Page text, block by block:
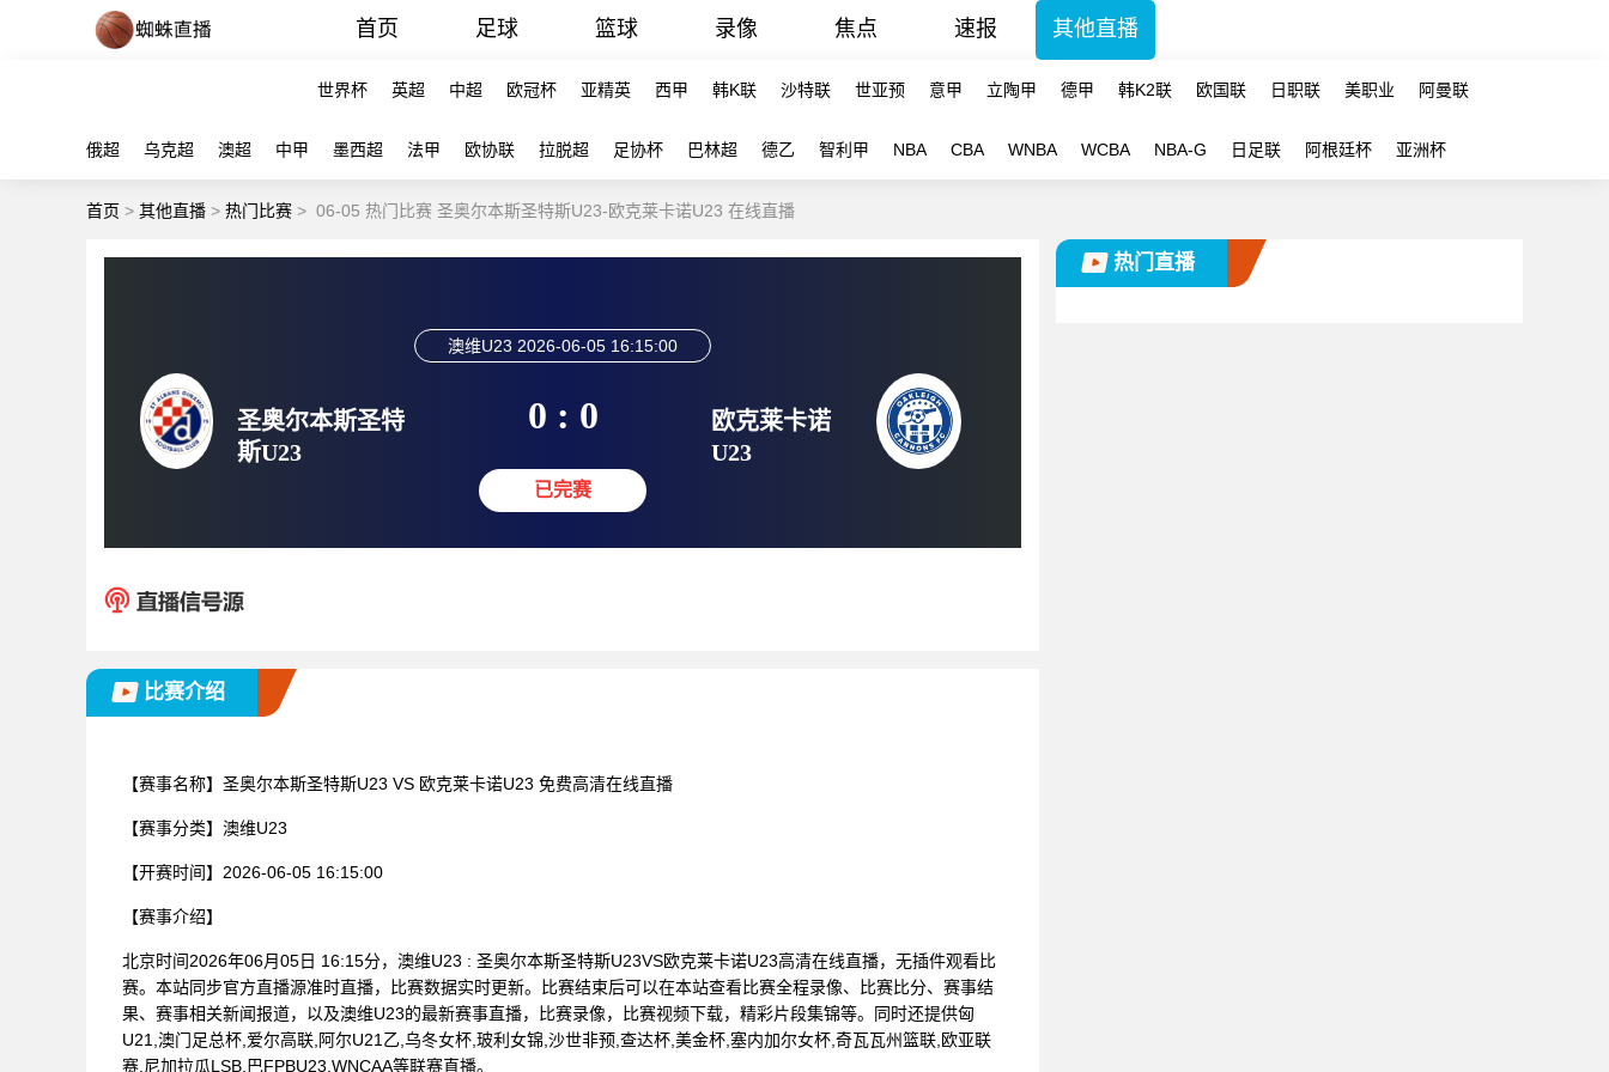
首页 足球 篮球 录像 焦点 速报 其他直播
世界杯 英超 中超 欧冠杯 亚精英 西甲 韩K联 沙特联 世亚预 意甲 立陶甲 德甲 韩K2联 欧国联 日职联 美职业 阿曼联
俄超 乌克超 澳超 中甲 墨西超 法甲 欧协联 拉脱超 足协杯 巴林超 德乙 智利甲 NBA CBA WNBA WCBA NBA-G 日足联 阿根廷杯 亚洲杯
首页 > 其他直播 > 热门比赛 > 06-05 热门比赛 圣奥尔本斯圣特斯U23-欧克莱卡诺U23 在线直播
圣奥尔本斯圣特
斯U23
澳维U23 2026-06-05 16:15:00
0 : 0
已完赛
欧克莱卡诺
U23
比赛介绍
【赛事名称】 圣奥尔本斯圣特斯U23 VS 欧克莱卡诺U23 免费高清在线直播
【赛事分类】 澳维U23
【开赛时间】 2026-06-05 16:15:00
【赛事介绍】
北京时间2026年06月05日 16:15分，澳维U23 : 圣奥尔本斯圣特斯U23VS欧克莱卡诺U23高清在线直播，无插件观看比
赛。本站同步官方直播源准时直播，比赛数据实时更新。比赛结束后可以在本站查看比赛全程录像、比赛比分、赛事结
果、赛事相关新闻报道，以及澳维U23的最新赛事直播，比赛录像，比赛视频下载，精彩片段集锦等。同时还提供匈
U21,澳门足总杯,爱尔高联,阿尔U21乙,乌冬女杯,玻利女锦,沙世非预,查达杯,美金杯,塞内加尔女杯,奇瓦瓦州篮联,欧亚联
赛,尼加拉瓜LSB,巴FPBU23,WNCAA等联赛直播。
热门直播